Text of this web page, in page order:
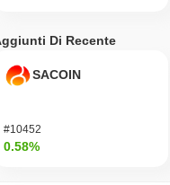
Di Recente
SACOIN
#10452
0.58%